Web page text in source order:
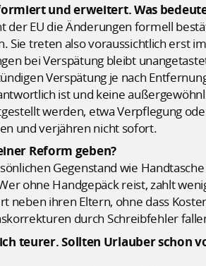
und erweitert. Was
der EU die Änderungen formell
Sie treten also voraussichtlich erst
bei Verspätung bleibt
Verspätung je nach
ist und keine
werden, etwa Verpflegung
und verjähren nicht sofort.
Reform geben?
Gegenstand wie
ohne Handgepäck reist, zahlt
neben ihren Eltern, ohne dass
durch Schreibfehler
teurer. Sollten Urlauber schon